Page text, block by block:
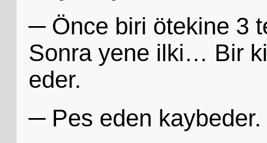
─ Önce biri ötekine 3
Sonra yene ilki… Bir
eder.
─ Pes eden kaybeder.